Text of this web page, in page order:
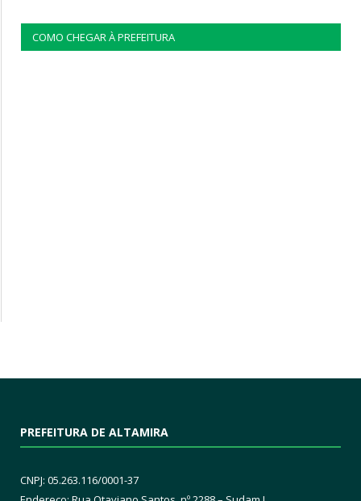
COMO CHEGAR À PREFEITURA
PREFEITURA DE ALTAMIRA
CNPJ: 05.263.116/0001-37